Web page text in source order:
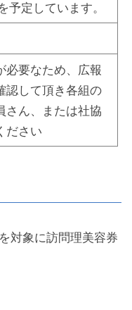
予定しています。
必要なため、広報
認して頂き各組の
さん、または社協
ださい
対象に訪問理美容券